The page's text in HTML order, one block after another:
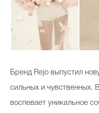
Бренд Rejo выпустил
сильных и чувственных.
воспевает уникальное